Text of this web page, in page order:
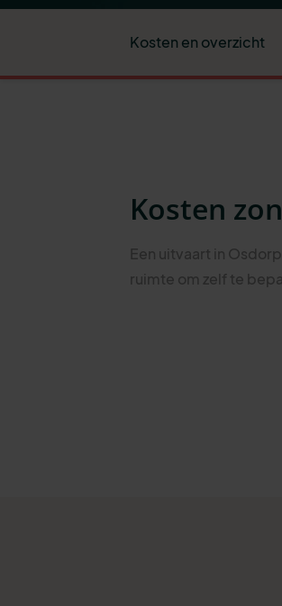
Kosten en overzicht
Kosten
Een uitvaart in
ruimte om zelf te